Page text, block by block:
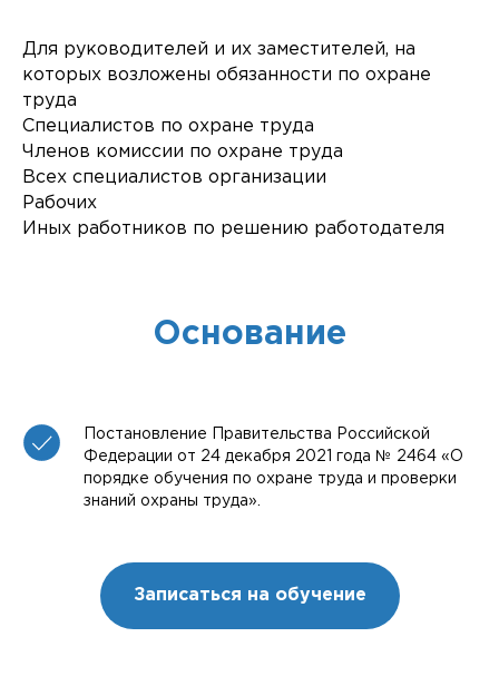
Для руководителей и их заместителей, на
которых возложены обязанности по охране
труда
Специалистов по охране труда
Членов комиссии по охране труда
Всех специалистов организации
Рабочих
Иных работников по решению работодателя
Основание
Постановление Правительства Российской
Федерации от 24 декабря 2021 года № 2464 «О
порядке обучения по охране труда и проверки
знаний охраны труда».
Записаться на обучение